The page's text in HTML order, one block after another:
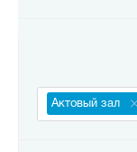
Актовый зал